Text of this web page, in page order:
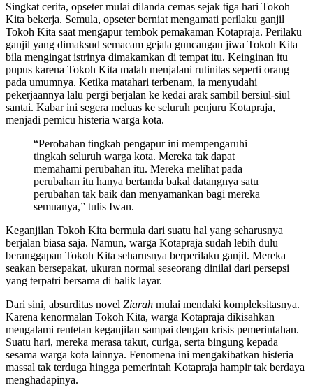
Singkat cerita, opseter mulai dilanda cemas sejak tiga hari Tokoh
Kita bekerja. Semula, opseter berniat mengamati perilaku ganjil
Tokoh Kita saat mengapur tembok pemakaman Kotapraja. Perilaku
ganjil yang dimaksud semacam gejala guncangan jiwa Tokoh Kita
bila mengingat istrinya dimakamkan di tempat itu. Keinginan itu
pupus karena Tokoh Kita malah menjalani rutinitas seperti orang
pada umumnya. Ketika matahari terbenam, ia menyudahi
pekerjaannya lalu pergi berjalan ke kedai arak sambil bersiul-siul
santai. Kabar ini segera meluas ke seluruh penjuru Kotapraja,
menjadi pemicu histeria warga kota.
“Perobahan tingkah pengapur ini mempengaruhi
tingkah seluruh warga kota. Mereka tak dapat
memahami perubahan itu. Mereka melihat pada
perubahan itu hanya bertanda bakal datangnya satu
perubahan tak baik dan menyamankan bagi mereka
semuanya,” tulis Iwan.
Keganjilan Tokoh Kita bermula dari suatu hal yang seharusnya
berjalan biasa saja. Namun, warga Kotapraja sudah lebih dulu
beranggapan Tokoh Kita seharusnya berperilaku ganjil. Mereka
seakan bersepakat, ukuran normal seseorang dinilai dari persepsi
yang terpatri bersama di balik layar.
Dari sini, absurditas novel Ziarah mulai mendaki kompleksitasnya.
Karena kenormalan Tokoh Kita, warga Kotapraja dikisahkan
mengalami rentetan keganjilan sampai dengan krisis pemerintahan.
Suatu hari, mereka merasa takut, curiga, serta bingung kepada
sesama warga kota lainnya. Fenomena ini mengakibatkan histeria
massal tak terduga hingga pemerintah Kotapraja hampir tak berdaya
menghadapinya.